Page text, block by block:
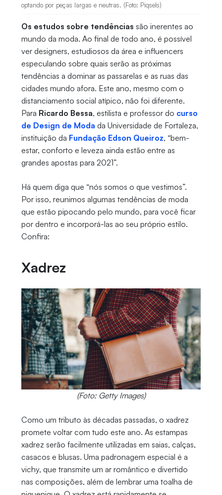
optando por peças largas e neutras. (Foto: Piqsels)
Os estudos sobre tendências são inerentes ao
mundo da moda. Ao final de todo ano, é possível
ver designers, estudiosos da área e influencers
especulando sobre quais serão as próximas
tendências a dominar as passarelas e as ruas das
cidades mundo afora. Este ano, mesmo com o
distanciamento social atípico, não foi diferente.
Para Ricardo Bessa, estilista e professor do curso
de Design de Moda da Universidade de Fortaleza,
instituição da Fundação Edson Queiroz, “bem-
estar, conforto e leveza ainda estão entre as
grandes apostas para 2021”.
Há quem diga que “nós somos o que vestimos”.
Por isso, reunimos algumas tendências de moda
que estão pipocando pelo mundo, para você ficar
por dentro e incorporá-las ao seu próprio estilo.
Confira:
Xadrez
(Foto: Getty Images)
Como um tributo às décadas passadas, o xadrez
promete voltar com tudo este ano. As estampas
xadrez serão facilmente utilizadas em saias, calças,
casacos e blusas. Uma padronagem especial é a
vichy, que transmite um ar romântico e divertido
nas composições, além de lembrar uma toalha de